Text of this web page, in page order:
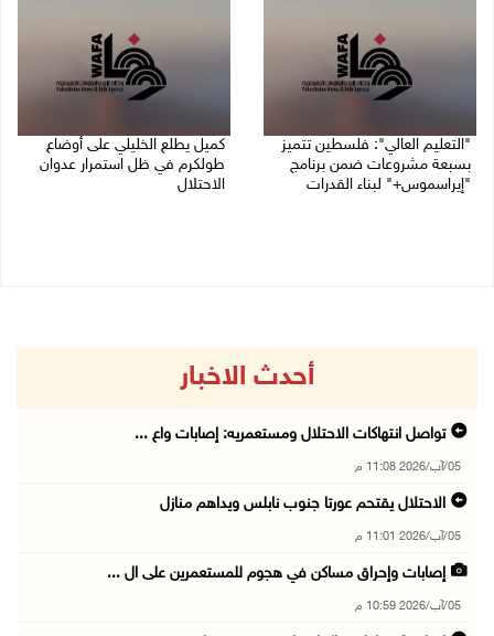
"التعليم العالي": فلسطين تتميز
بسبعة مشروعات ضمن برنامج
"إيراسموس+" لبناء القدرات
كميل يطلع الخليلي على أوضاع
طولكرم في ظل استمرار عدوان
الاحتلال
أحدث الاخبار
تواصل انتهاكات الاحتلال ومستعمريه: إصابات واع ...
05/آب/2026 11:08 م
الاحتلال يقتحم عورتا جنوب نابلس ويداهم منازل
05/آب/2026 11:01 م
إصابات وإحراق مساكن في هجوم للمستعمرين على ال ...
05/آب/2026 10:59 م